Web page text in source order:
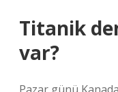
Titanik
var?